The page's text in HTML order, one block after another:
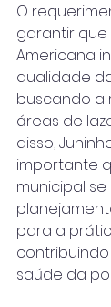
O
garantir que
Americana
qualidade
buscando a
áreas de
disso,
importante
municipal
para a
saúde da